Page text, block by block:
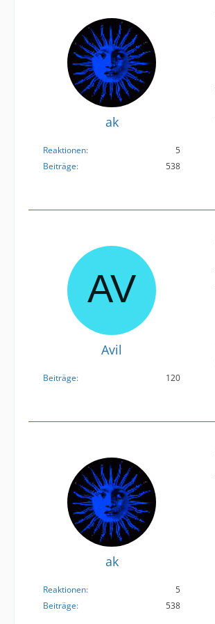
ak
Reaktionen
5
Beiträge
538
Avil
Beiträge 120
ak
Reaktionen
5
Beiträge
538